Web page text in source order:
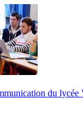
du lycée